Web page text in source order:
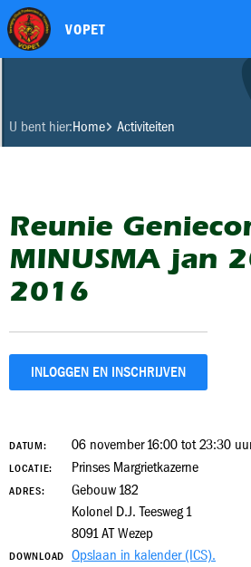
VOPET
U bent hier:Home Activiteiten
Reunie
MINUSMA jan
2016
DATUM: 06 november 16:00 tot 23:30
LOCATIE: Prinses Margrietkazerne
ADRES:
Gebouw 182
Kolonel D.J. Teesweg 1
8091 AT Wezep
DOWNLOAD Opslaan in kalender (ICS).
INLOGGEN EN INSCHRIJVEN